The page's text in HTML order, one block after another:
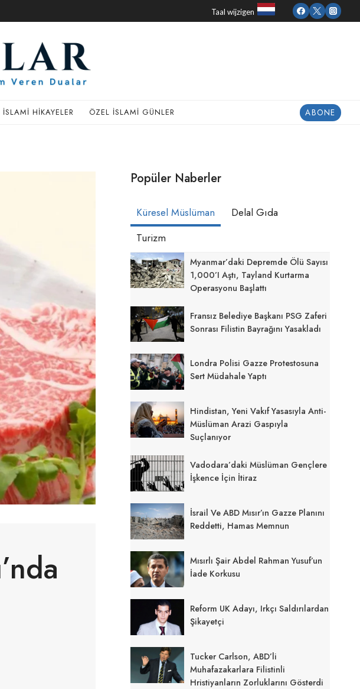
Taal wijzigen
İSLAMI HIKAYELER ÖZEL İSLAMI GÜNLER ABONE
Popüler Naberler
Küresel Müslüman
Delal Gıda
Turizm
Myanmar’daki Depremde Ölü Sayısı
1,000’i Aştı, Tayland Kurtarma
Operasyonu Başlattı
Fransız Belediye Başkanı PSG Zaferi
Sonrası Filistin Bayrağını Yasakladı
Londra Polisi Gazze Protestosuna
Sert Müdahale Yaptı
Hindistan, Yeni Vakıf Yasasıyla Anti-
Müslüman Arazi Gaspıyla
Suçlanıyor
Vadodara’daki Müslüman Gençlere
İşkence İçin İtiraz
İsrail Ve ABD Mısır’ın Gazze Planını
Reddetti, Hamas Memnun
Mısırlı Şair Abdel Rahman Yusuf’un
İade Korkusu
Reform UK Adayı, Irkçı Saldırılardan
Şikayetçi
Tucker Carlson, ABD’li
Muhafazakarlara Filistinli
Hristiyanların Zorluklarını Gösterdi